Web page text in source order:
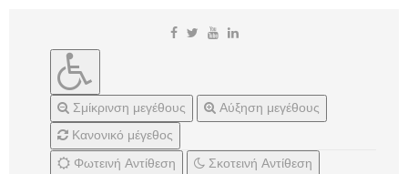
Σμίκρινση μεγέθους
Αύξηση μεγέθους
Κανονικό μέγεθος
Φωτεινή Αντίθεση
Σκοτεινή Αντίθεση